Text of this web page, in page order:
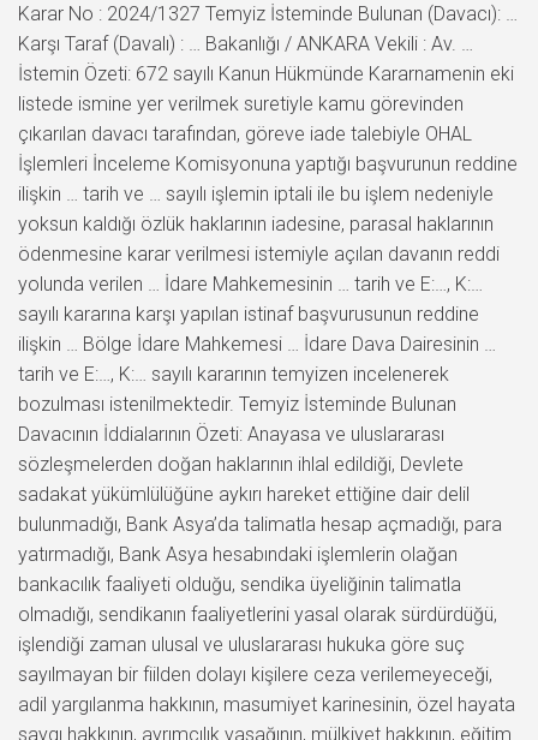
Karar No : 2024/1327 Temyiz İsteminde Bulunan (Davacı): …
Karşı Taraf (Davalı) : … Bakanlığı / ANKARA Vekili : Av. …
İstemin Özeti: 672 sayılı Kanun Hükmünde Kararnamenin eki
listede ismine yer verilmek suretiyle kamu görevinden
çıkarılan davacı tarafından, göreve iade talebiyle OHAL
İşlemleri İnceleme Komisyonuna yaptığı başvurunun reddine
ilişkin … tarih ve … sayılı işlemin iptali ile bu işlem nedeniyle
yoksun kaldığı özlük haklarının iadesine, parasal haklarının
ödenmesine karar verilmesi istemiyle açılan davanın reddi
yolunda verilen … İdare Mahkemesinin … tarih ve E:…, K:…
sayılı kararına karşı yapılan istinaf başvurusunun reddine
ilişkin … Bölge İdare Mahkemesi … İdare Dava Dairesinin …
tarih ve E:…, K:… sayılı kararının temyizen incelenerek
bozulması istenilmektedir. Temyiz İsteminde Bulunan
Davacının İddialarının Özeti: Anayasa ve uluslararası
sözleşmelerden doğan haklarının ihlal edildiği, Devlete
sadakat yükümlülüğüne aykırı hareket ettiğine dair delil
bulunmadığı, Bank Asya’da talimatla hesap açmadığı, para
yatırmadığı, Bank Asya hesabındaki işlemlerin olağan
bankacılık faaliyeti olduğu, sendika üyeliğinin talimatla
olmadığı, sendikanın faaliyetlerini yasal olarak sürdürdüğü,
işlendiği zaman ulusal ve uluslararası hukuka göre suç
sayılmayan bir fiilden dolayı kişilere ceza verilemeyeceği,
adil yargılanma hakkının, masumiyet karinesinin, özel hayata
saygı hakkının, ayrımcılık yasağının, mülkiyet hakkının, eğitim